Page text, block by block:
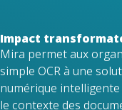
Impact
Mira permet aux
simple OCR à une
numérique
le contexte des